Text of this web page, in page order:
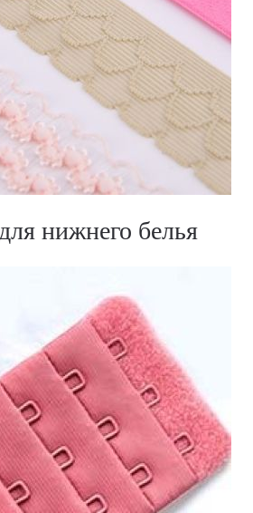
нижнего белья